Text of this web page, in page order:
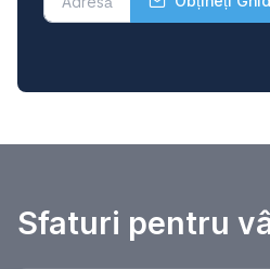
Sfaturi pentru